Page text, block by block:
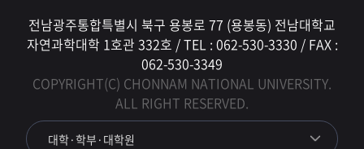
전남광주통합특별시 북구 용봉로 77 (용봉동) 전남대학교
자연과학대학 1호관 332호 / TEL : 062-530-3330 / FAX :
062-530-3349
COPYRIGHT(C) CHONNAM NATIONAL UNIVERSITY.
ALL RIGHT RESERVED.
대학·학부·대학원